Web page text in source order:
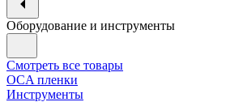
Оборудование и инструменты
Смотреть все товары
OCA пленки
Инструменты